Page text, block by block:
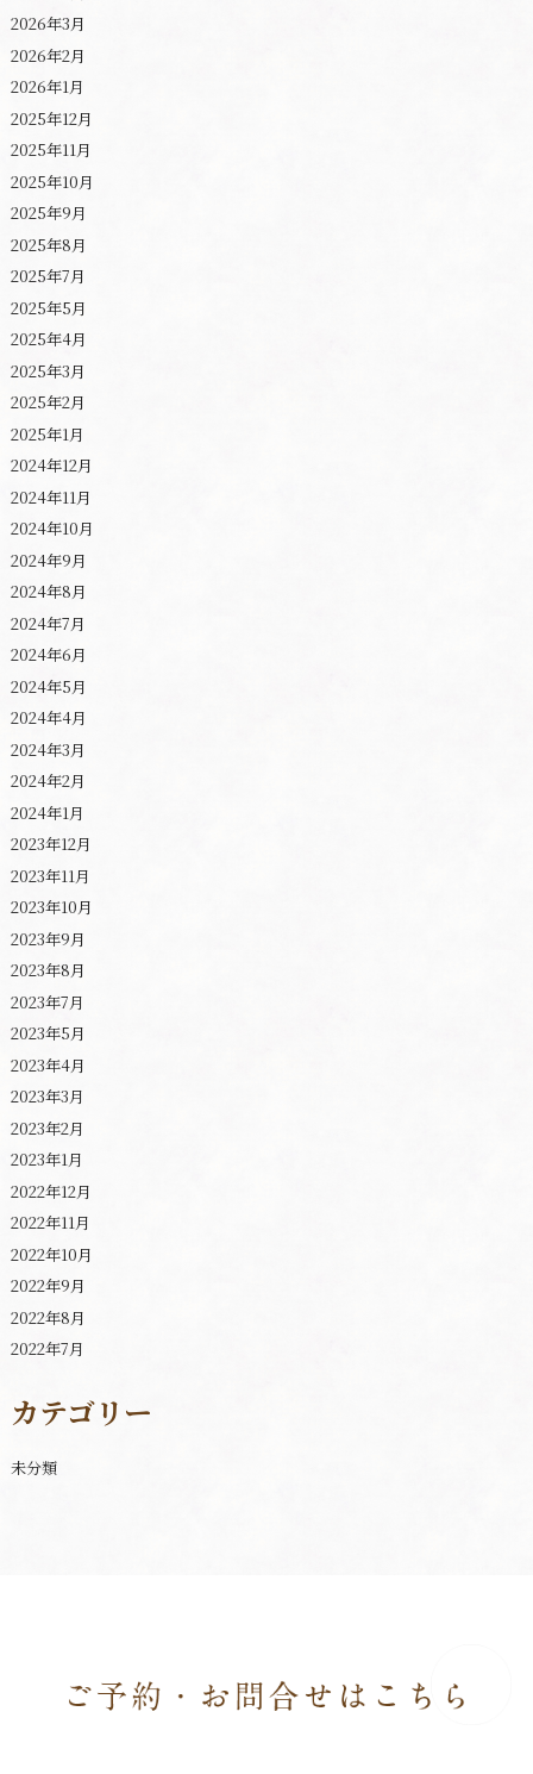
2026年3月
2026年2月
2026年1月
2025年12月
2025年11月
2025年10月
2025年9月
2025年8月
2025年7月
2025年5月
2025年4月
2025年3月
2025年2月
2025年1月
2024年12月
2024年11月
2024年10月
2024年9月
2024年8月
2024年7月
2024年6月
2024年5月
2024年4月
2024年3月
2024年2月
2024年1月
2023年12月
2023年11月
2023年10月
2023年9月
2023年8月
2023年7月
2023年5月
2023年4月
2023年3月
2023年2月
2023年1月
2022年12月
2022年11月
2022年10月
2022年9月
2022年8月
2022年7月
カテゴリー
未分類